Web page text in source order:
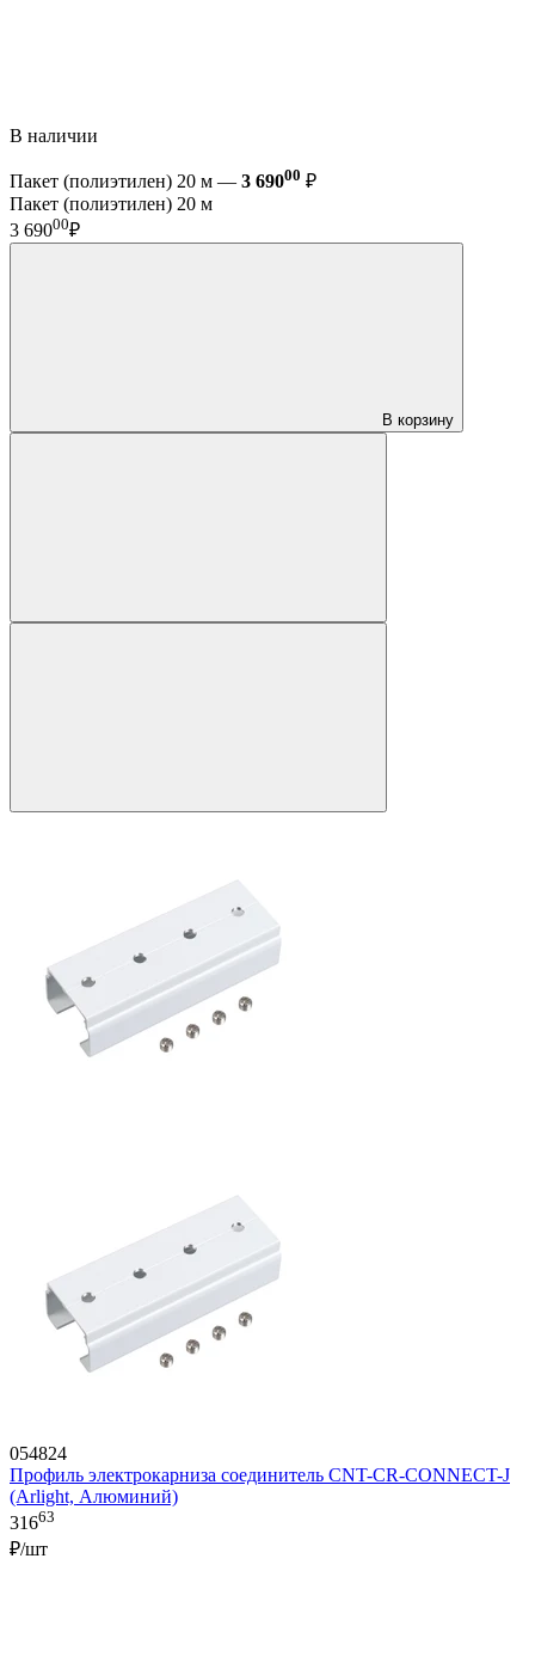
В наличии
Пакет (полиэтилен) 20 м — 3 69000 ₽
Пакет (полиэтилен) 20 м
3 69000₽
В корзину
054824
Профиль электрокарниза соединитель CNT-CR-CONNECT-J
(Arlight, Алюминий)
31663
₽/шт